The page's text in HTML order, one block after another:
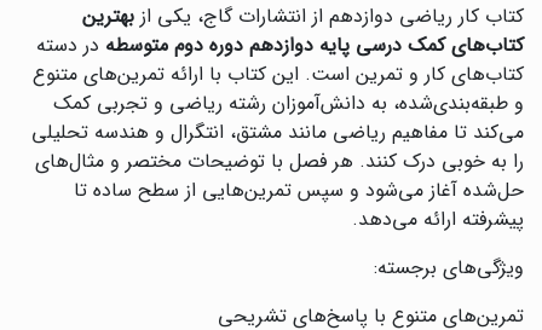
کتاب کار ریاضی دوازدهم از انتشارات گاج، یکی از بهترین
کتاب‌های کمک درسی پایه دوازدهم دوره دوم متوسطه در دسته
کتاب‌های کار و تمرین است. این کتاب با ارائه تمرین‌های متنوع
و طبقه‌بندی‌شده، به دانش‌آموزان رشته ریاضی و تجربی کمک
می‌کند تا مفاهیم ریاضی مانند مشتق، انتگرال و هندسه تحلیلی
را به خوبی درک کنند. هر فصل با توضیحات مختصر و مثال‌های
حل‌شده آغاز می‌شود و سپس تمرین‌هایی از سطح ساده تا
پیشرفته ارائه می‌دهد.
ویژگی‌های برجسته:
تمرین‌های متنوع با پاسخ‌های تشریحی